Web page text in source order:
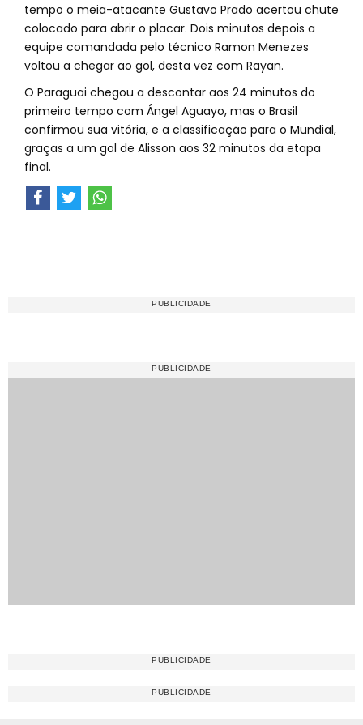
tempo o meia-atacante Gustavo Prado acertou chute
colocado para abrir o placar. Dois minutos depois a
equipe comandada pelo técnico Ramon Menezes
voltou a chegar ao gol, desta vez com Rayan.
O Paraguai chegou a descontar aos 24 minutos do
primeiro tempo com Ángel Aguayo, mas o Brasil
confirmou sua vitória, e a classificação para o Mundial,
graças a um gol de Alisson aos 32 minutos da etapa
final.